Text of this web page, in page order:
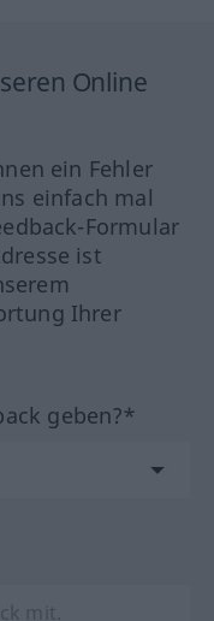
Online
ein Fehler
einfach mal
Formular
ist
Ihrer
geben?*